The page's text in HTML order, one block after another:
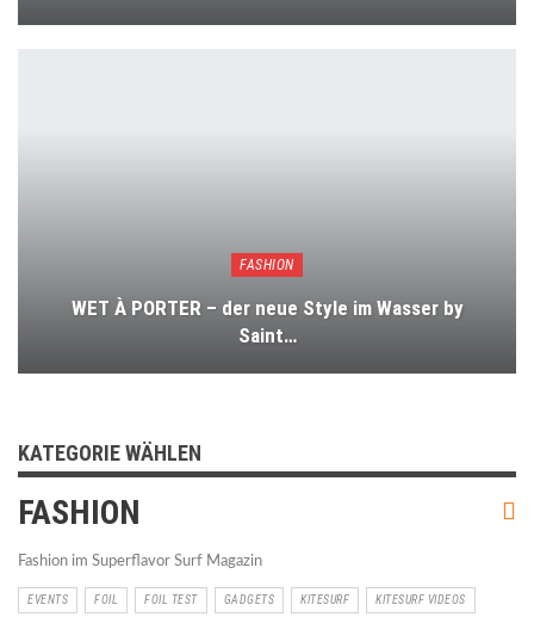
FASHION
WET À PORTER – der neue Style im Wasser by
Saint…
KATEGORIE WÄHLEN
FASHION
Fashion im Superflavor Surf Magazin
EVENTS FOIL FOIL TEST GADGETS KITESURF KITESURF VIDEOS